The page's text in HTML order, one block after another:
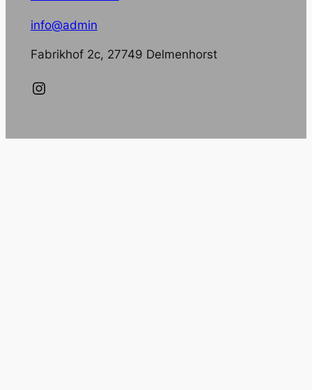
info@admin
Fabrikhof 2c, 27749 Delmenhorst
Instagram